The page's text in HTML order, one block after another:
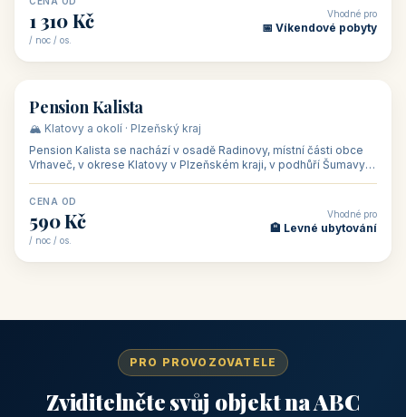
1 310 Kč
/ noc / os.
Vhodné pro
📅 Víkendové pobyty
🏡 penzion
Pension Kalista
🏔️ Klatovy a okolí · Plzeňský kraj
Pension Kalista se nachází v osadě Radinovy, místní části obce
Vrhaveč, v okrese Klatovy v Plzeňském kraji, v podhůří Šumavy
CENA OD
590 Kč
/ noc / os.
Vhodné pro
🏨 Levné ubytování
PRO PROVOZOVATELE
Zviditelněte svůj objekt na ABC